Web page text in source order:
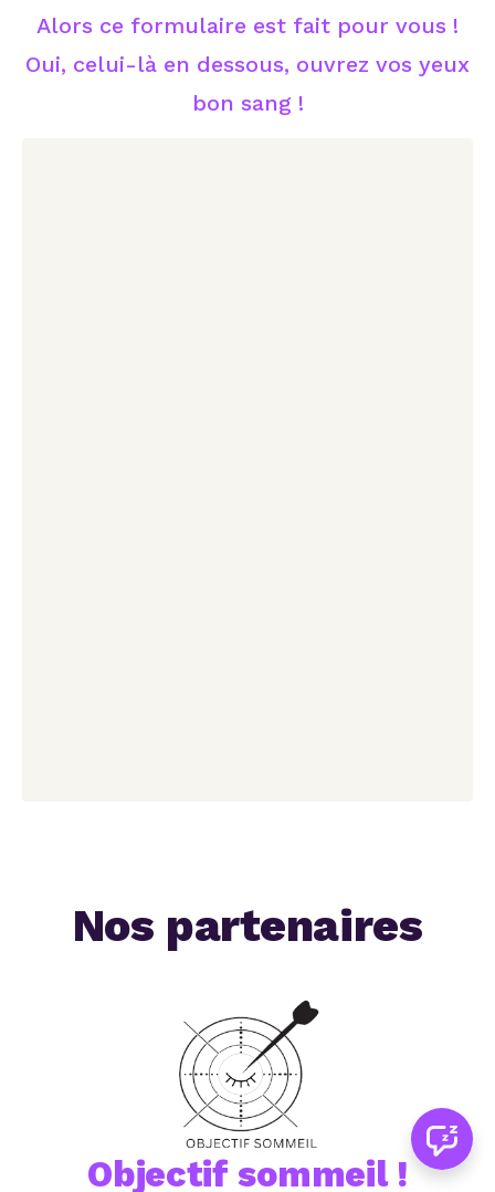
Alors ce formulaire est fait pour vous !
Oui, celui-là en dessous, ouvrez vos yeux
bon sang !
Nos partenaires
Objectif sommeil !